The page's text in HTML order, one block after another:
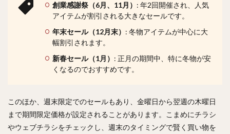
創業感謝祭（6月、11月） : 年2回開催され、人気
アイテムが割引される大きなセールです。
年末セール（12月末） : 冬物アイテムが中心に大
幅割引されます。
新春セール（1月） : 正月の期間中、特に冬物が安
くなるのでおすすめです。
このほか、週末限定でのセールもあり、金曜日から翌週の木曜日
まで期間限定価格が設定されることがあります。こまめにチラシ
やウェブチラシをチェックし、週末のタイミングで賢く買い物を